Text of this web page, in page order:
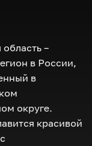
–
в России,
в
округе.
красивой